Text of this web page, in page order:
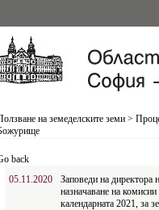
на земеделските земи >
back
05.11.2020
Заповеди на
назначаване на
календарната 2021, за